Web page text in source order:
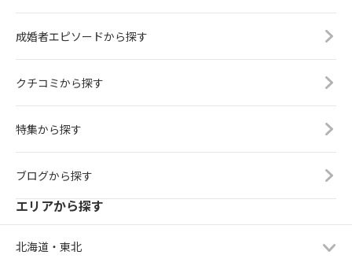
成婚者エピソードから探す
クチコミから探す
特集から探す
ブログから探す
エリアから探す
北海道・東北